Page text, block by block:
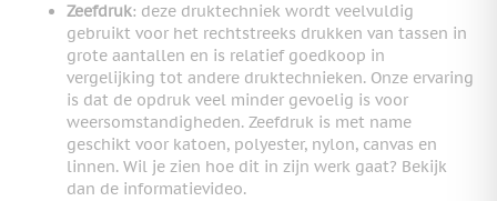
Zeefdruk: deze druktechniek wordt veelvuldig
gebruikt voor het rechtstreeks drukken van tassen in
grote aantallen en is relatief goedkoop in
vergelijking tot andere druktechnieken. Onze ervaring
is dat de opdruk veel minder gevoelig is voor
weersomstandigheden. Zeefdruk is met name
geschikt voor katoen, polyester, nylon, canvas en
linnen. Wil je zien hoe dit in zijn werk gaat? Bekijk
dan de informatievideo.